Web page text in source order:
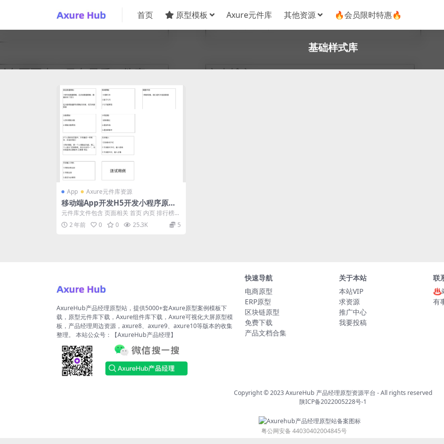
首页 原型模板 Axure元件库 其他资源 🔥会员限时特惠🔥
基础样式库
App Axure元件库资源
移动端App开发H5开发小程序原型
基础样式库组件库
元件库文件包含 页面相关 首页 内页 排行榜页
弹窗 活动规则 排行榜 有奖品 ...
2 年前 0 0 25.3K 5
AxureHub产品经理原型站，提供5000+套Axure原型案例模板下
载，原型元件库下载，Axure组件库下载，Axure可视化大屏原型模
板，产品经理周边资源，axure8、axure9、axure10等版本的收集
整理。 本站公众号：【AxureHub产品经理】
快速导航
电商原型
ERP原型
区块链原型
免费下载
产品文档合集
关于本站
本站VIP
求资源
推广中心
我要投稿
联
♨️
有
Copyright © 2023AxureHub 产品经理原型资源平台 - All rights reserved
陕ICP备2022005228号-1
粤公网安备 44030402004845号